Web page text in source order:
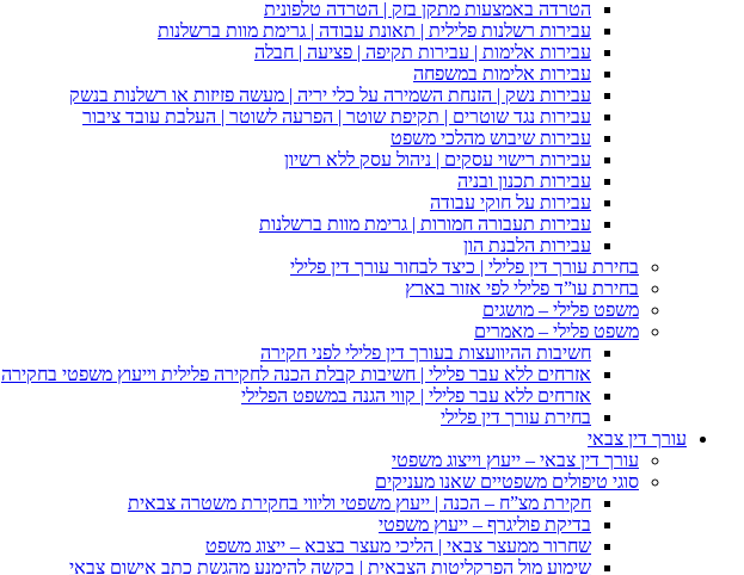
הטרדה באמצעות מתקן בזק | הטרדה טלפונית
עבירות רשלנות פלילית | תאונת עבודה | גרימת מוות ברשלנות
עבירות אלימות | עבירות תקיפה | פציעה | חבלה
עבירות אלימות במשפחה
עבירות נשק | הזנחת השמירה על כלי יריה | מעשה פזיזות או רשלנות בנשק
עבירות נגד שוטרים | תקיפת שוטר | הפרעה לשוטר | העלבת עובד ציבור
עבירות שיבוש מהלכי משפט
עבירות רישוי עסקים | ניהול עסק ללא רשיון
עבירות תכנון ובניה
עבירות על חוקי עבודה
עבירות תעבורה חמורות | גרימת מוות ברשלנות
עבירות הלבנת הון
בחירת עורך דין פלילי | כיצד לבחור עורך דין פלילי
בחירת עו”ד פלילי לפי אזור בארץ
משפט פלילי – מושגים
משפט פלילי – מאמרים
חשיבות ההיוועצות בעורך דין פלילי לפני חקירה
אזרחים ללא עבר פלילי | חשיבות קבלת הכנה לחקירה פלילית וייעוץ משפטי בחקירה
אזרחים ללא עבר פלילי | קווי הגנה במשפט הפלילי
בחירת עורך דין פלילי
עורך דין צבאי
עורך דין צבאי – ייעוץ וייצוג משפטי
סוגי טיפולים משפטיים שאנו מעניקים
חקירת מצ”ח – הכנה | ייעוץ משפטי וליווי בחקירת משטרה צבאית
בדיקת פוליגרף – ייעוץ משפטי
שחרור ממעצר צבאי | הליכי מעצר בצבא – ייצוג משפט
שימוע מול הפרקליטות הצבאית | בקשה להימנע מהגשת כתב אישום צבאי